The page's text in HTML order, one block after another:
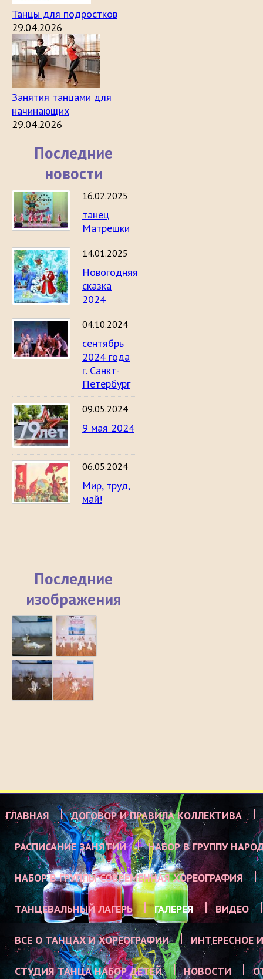
Танцы для подростков
29.04.2026
Занятия танцами для
начинающих
29.04.2026
Последние
новости
16.02.2025
танец
Матрешки
14.01.2025
Новогодняя
сказка
2024
04.10.2024
сентябрь
2024 года
г. Санкт-
Петербург
09.05.2024
9 мая 2024
06.05.2024
Мир, труд,
май!
Последние
изображения
ГЛАВНАЯ ДОГОВОР И ПРАВИЛА КОЛЛЕКТИВА
РАСПИСАНИЕ ЗАНЯТИЙ НАБОР В ГРУППУ
НАБОР В ГРУППЫ СОВРЕМЕННАЯ ХОРЕОГРАФИЯ
ТАНЦЕВАЛЬНЫЙ ЛАГЕРЬ ГАЛЕРЕЯ ВИДЕО
ВСЕ О ТАНЦАХ И ХОРЕОГРАФИИ ИНТЕРЕСНОЕ
СТУДИЯ ТАНЦА НАБОР ДЕТЕЙ НОВОСТИ